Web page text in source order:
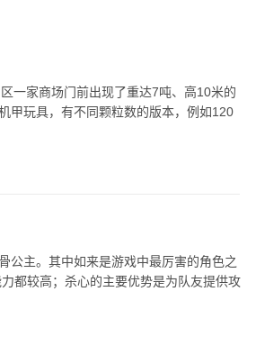
一家商场门前出现了重达7吨、高10米的
甲玩具，有不同颗粒数的版本，例如120
公主。其中如来是游戏中最厉害的角色之
都较高；杀心的主要优势是为队友提供攻